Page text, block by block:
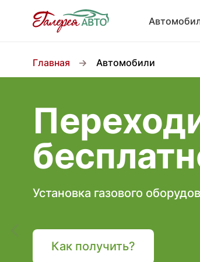
Главная Автомобили
Установка газового
Как получить?